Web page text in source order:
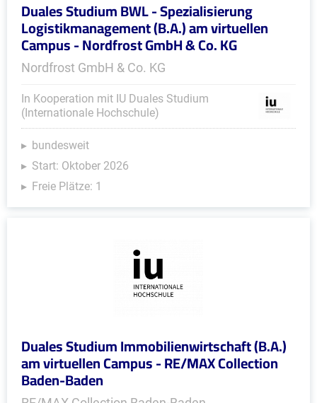
Duales Studium BWL - Spezialisierung
Logistikmanagement (B.A.) am virtuellen
Campus - Nordfrost GmbH & Co. KG
Nordfrost GmbH & Co. KG
In Kooperation mit IU Duales Studium
(Internationale Hochschule)
bundesweit
Start: Oktober 2026
Freie Plätze: 1
Duales Studium Immobilienwirtschaft (B.A.)
am virtuellen Campus - RE/MAX Collection
Baden-Baden